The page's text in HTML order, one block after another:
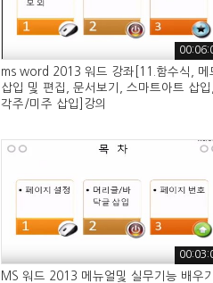
ms word 2013 워드 강좌[11.함수식, 메
삽입 및 편집, 문서보기, 스마트아트 삽
각주/미주 삽입]강의
MS 워드 2013 메뉴얼및 실무기능 배우